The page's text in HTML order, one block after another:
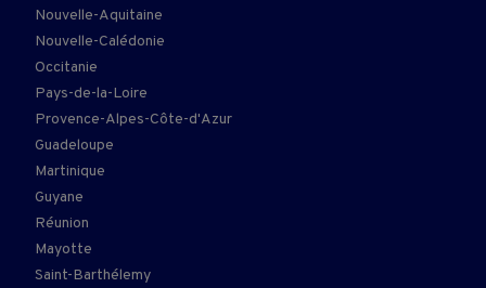
Nouvelle-Aquitaine
Nouvelle-Calédonie
Occitanie
Pays-de-la-Loire
Provence-Alpes-Côte-d'Azur
Guadeloupe
Martinique
Guyane
Réunion
Mayotte
Saint-Barthélemy